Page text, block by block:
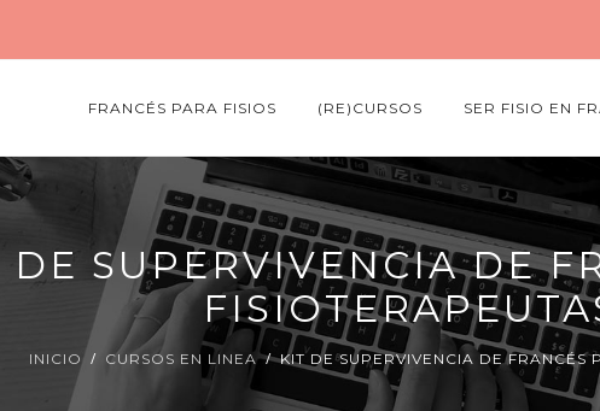
FRANCÉS PARA FISIOS (RE)CURSOS SER FISIO EN
DE SUPERVIVENCIA DE
INICIO CURSOS EN LINEA KIT DE SUPERVIVENCIA DE FRANCÉS